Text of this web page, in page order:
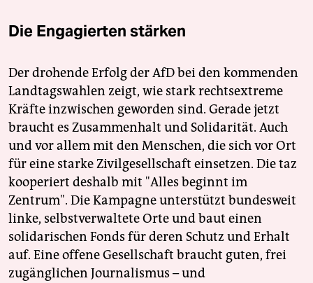
Die Engagierten stärken
Der drohende Erfolg der AfD bei den kommenden
Landtagswahlen zeigt, wie stark rechtsextreme
Kräfte inzwischen geworden sind. Gerade jetzt
braucht es Zusammenhalt und Solidarität. Auch
und vor allem mit den Menschen, die sich vor Ort
für eine starke Zivilgesellschaft einsetzen. Die taz
kooperiert deshalb mit "Alles beginnt im
Zentrum". Die Kampagne unterstützt bundesweit
linke, selbstverwaltete Orte und baut einen
solidarischen Fonds für deren Schutz und Erhalt
auf. Eine offene Gesellschaft braucht guten, frei
zugänglichen Journalismus – und